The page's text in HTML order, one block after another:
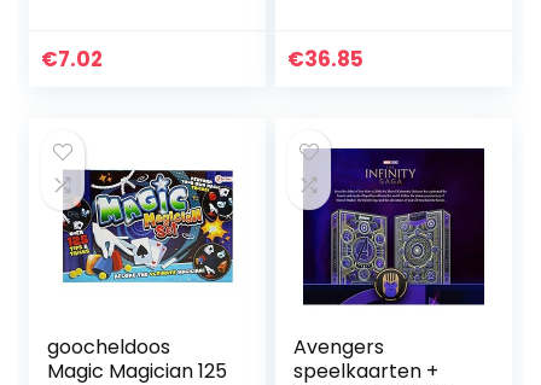
zakpersoneel
voor amateur-
beginners – goud
€7.02
& Accessories,
€36.85
goocheldoos
Magic Magician 125
Avengers
speelkaarten +